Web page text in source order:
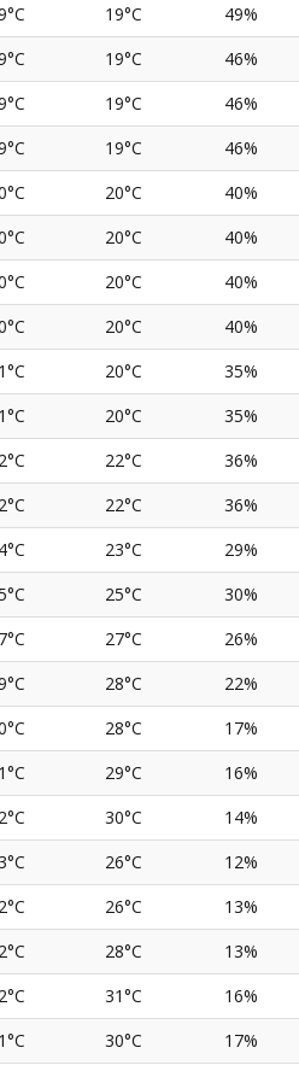
19°C 49%
19°C 46%
19°C 46%
19°C 46%
20°C 40%
20°C 40%
20°C 40%
20°C 40%
20°C 35%
20°C 35%
22°C 36%
22°C 36%
23°C 29%
25°C 30%
27°C 26%
28°C 22%
28°C 17%
29°C 16%
30°C 14%
26°C 12%
26°C 13%
28°C 13%
31°C 16%
30°C 17%